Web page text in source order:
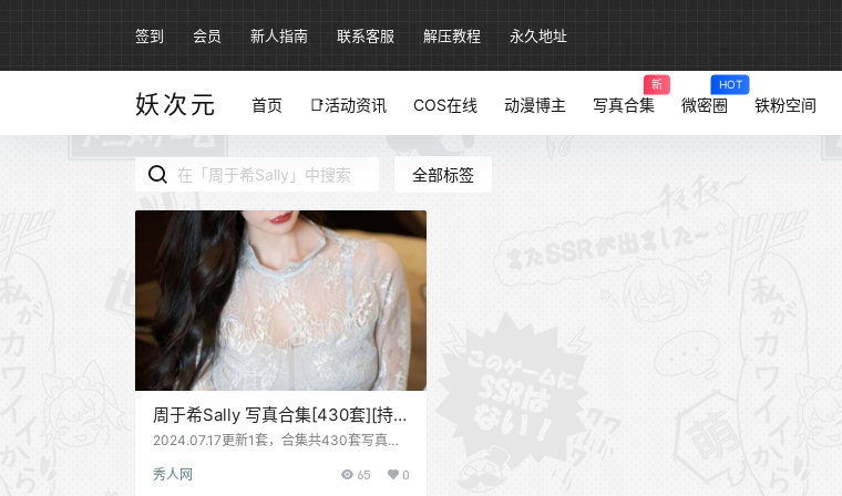
签到 会员 新人指南 联系客服 解压教程 永久地址
妖次元 首页 📑活动资讯 COS在线 动漫博主 写真合集
新
微密圈
HOT
铁粉空间
全部标签
周于希Sally 写真合集[430套][持
续更新]
2024.07.17更新1套，合集共430套写真资
省，毕业于上海交大医学院，现任职模特及
秀人网 65 0